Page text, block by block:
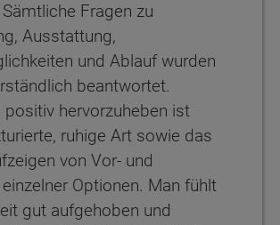
Fragen zu
Ausstattung,
und Ablauf wurden
beantwortet.
positiv hervorzuheben ist
ruhige Art sowie das
von Vor- und
Optionen. Man fühlt
gut aufgehoben und